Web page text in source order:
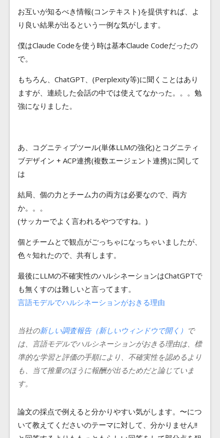
お互いが知るべき情報(コンテキスト)を提供すれば、よ
り良い結果が出るという一例な気がします。
僕はClaude Codeを使う時は基本Claude Codeだったの
で。
もちろん、ChatGPT、(Perplexity等)に聞くことはあり
ますが、連続した会話の中では使えてなかった。。。勉
強になりました。
あ、コグニティブツール(単体LLMの強化)とコグニティ
ブデザイン + ACP連携(複数エージェント連携)に関して
は
結局、個の力とチーム力の両方は必要なので、両方
か。。。
(サッカーでよく言われるやつですね。)
個とチームとで観点がごっちゃになっちゃいましたが、
色々知れたので、共有します。
最後にLLMの不確実性のハルシネーションはChatGPTで
も無くすのは難しいと言ってます。
言語モデルでハルシネーションがおきる理由
当社の新しい調査報告⁠（新しいウィンドウで開く） で
は、言語モデルでハルシネーションがおきる理由は、標
準的な学習と評価の手順により、不確実性を認めるより
も、当て推量のほうに報酬が出るためだと論じていま
す。
論文の採点で例えると分かりやすい気がします。〜につ
いて教えてくださいのテーマに対して、分かりません!!